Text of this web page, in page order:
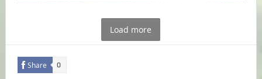
Load more
Share 0